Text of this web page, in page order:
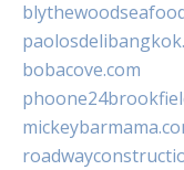
bobacove.com